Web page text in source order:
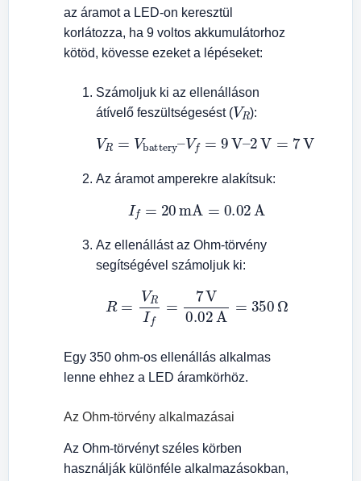
az áramot a LED-on keresztül
korlátozza, ha 9 voltos akkumulátorhoz
kötöd, kövesse ezeket a lépéseket:
Számoljuk ki az ellenálláson
átívelő feszültségesést (
VR
):
V Vbattery–V 9V– 2V= V
Az áramot amperekre alakítsuk:
20mA 0.02A
Az ellenállást az Ohm-törvény
segítségével számoljuk ki:
VRI 0.02
Egy 350 ohm-os ellenállás alkalmas
lenne ehhez a LED áramkörhöz.
Az Ohm-törvény alkalmazásai
Az Ohm-törvényt széles körben
használják különféle alkalmazásokban,